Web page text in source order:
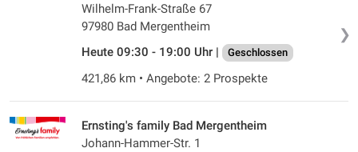
❯
Wilhelm-Frank-Straße 67
97980 Bad Mergentheim
Heute 09:30 - 19:00 Uhr |
Geschlossen
421,86 km • Angebote: 2 Prospekte
Ernsting's family Bad Mergentheim
Johann-Hammer-Str. 1